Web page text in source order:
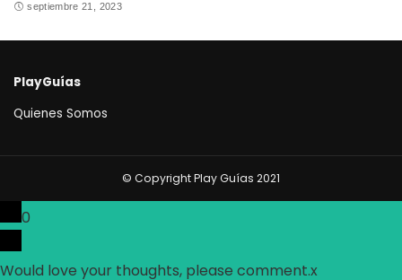
septiembre 21, 2023
PlayGuías
Quienes Somos
© Copyright Play Guías 2021
0
Would love your thoughts, please comment.x